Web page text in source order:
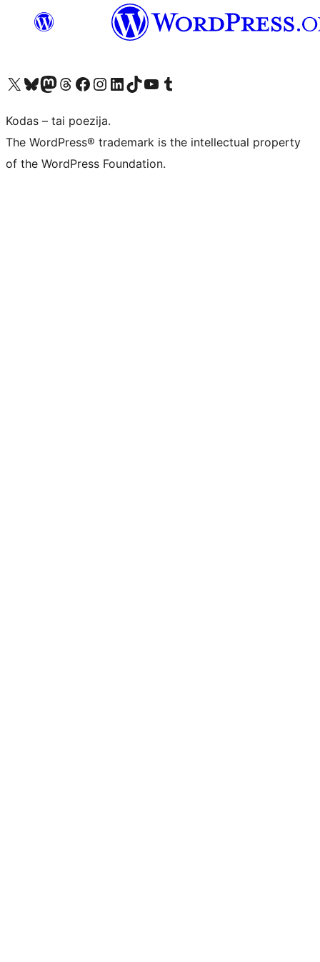
Visit our X (formerly Twitter) account
Apsilankykite mūsų Bluesky paskyroje
Visit our Mastodon account
Apsilankykite mūsų Threads paskyroje
Visit our Facebook page
Visit our Instagram account
Visit our LinkedIn account
Apsilankykite mūsų TikTok paskyroje
Visit our YouTube channel
Apsilankykite mūsų Tumblr paskyroje
Kodas – tai poezija.
The WordPress® trademark is the intellectual property
of the WordPress Foundation.